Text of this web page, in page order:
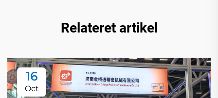
Relateret artikel
16
Oct